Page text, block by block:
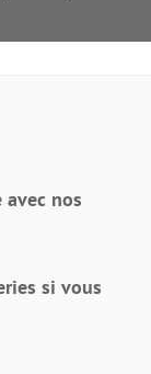
avec nos
si vous